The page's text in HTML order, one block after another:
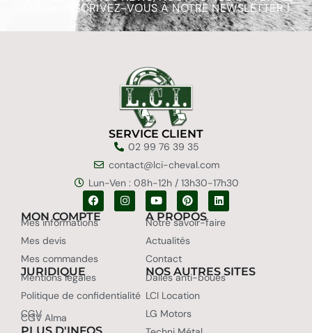
FLASH, INSCRIVEZ-VOUS À NOTRE NEWSLETTER !
SERVICE CLIENT
02 99 76 39 35
contact@lci-cheval.com
Lun-Ven : 08h-12h / 13h30-17h30
MON COMPTE
Mes informations
Mes devis
Mes commandes
JURIDIQUE
Mentions légales
Politique de confidentialité
CGV
CGV Alma
A PROPOS
Notre savoir-faire
Actualités
Contact
NOS AUTRES SITES
Dalles anti-boues
LCI Location
LG Motors